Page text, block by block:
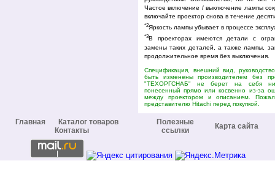
Частое включение / выключение лампы
включайте проектор снова в течение
*2Яркость лампы убывает в процессе
*3В проекторах имеются детали с
замены таких деталей, а также лампы,
продолжительное время без выключения.
Спецификация, внешний вид,
быть изменены производителем без
"ТЕХОРГСНАБ" не берет на себя
понесенный прямо или косвенно из-за
между проектором и описанием.
представителю Hitachi перед покупкой.
Главная
Каталог товаров
Контакты
Полезные
ссылки
Карта сайта